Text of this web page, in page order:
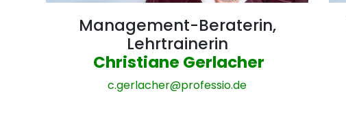
Management-Beraterin,
Lehrtrainerin
Christiane Gerlacher
c.gerlacher@professio.de